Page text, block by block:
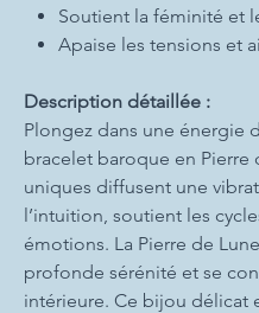
Soutient la féminité et
Apaise les tensions et
Description détaillée :
Plongez dans une énergie
bracelet baroque en Pierre
uniques diffusent une
l’intuition, soutient les
émotions. La Pierre de
profonde sérénité et se
intérieure. Ce bijou délicat